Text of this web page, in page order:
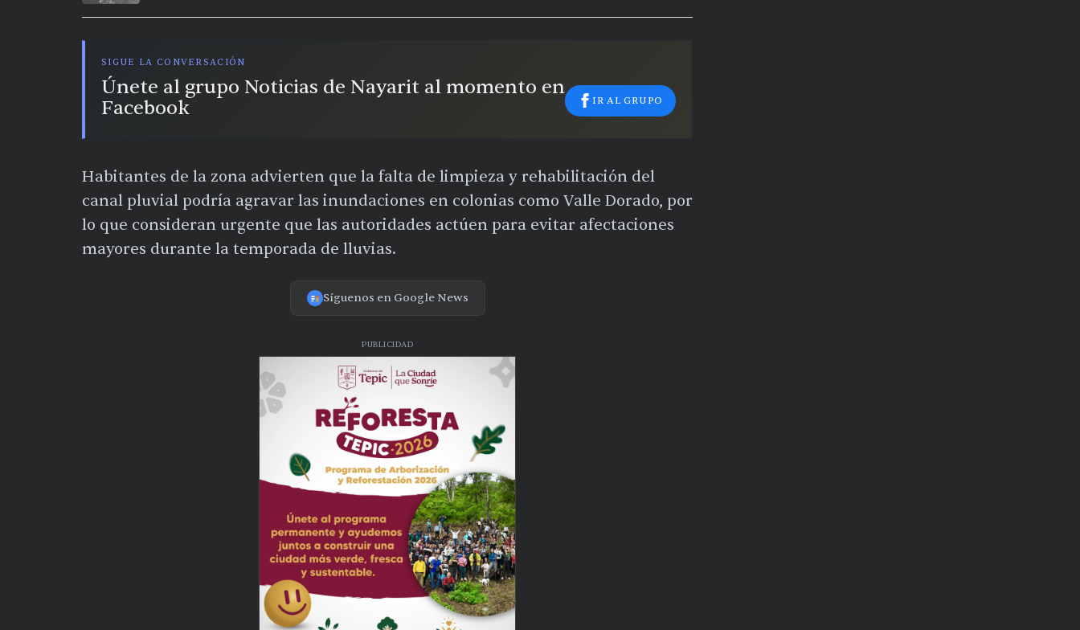
SIGUE LA CONVERSACIÓN
Únete al grupo Noticias de Nayarit al momento en
Facebook
IR AL GRUPO
Habitantes de la zona advierten que la falta de limpieza y rehabilitación del
canal pluvial podría agravar las inundaciones en colonias como Valle Dorado, por
lo que consideran urgente que las autoridades actúen para evitar afectaciones
mayores durante la temporada de lluvias.
Síguenos en Google News
PUBLICIDAD